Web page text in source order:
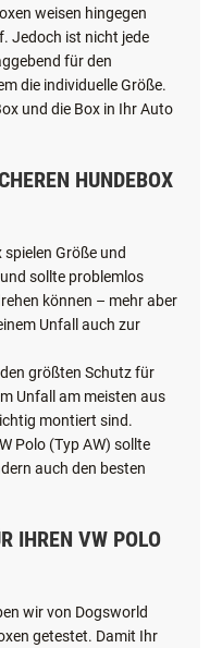
weisen hingegen
Jedoch ist nicht jede
für den
die individuelle Größe.
und die Box in Ihr Auto
HUNDEBOX
Größe und
sollte problemlos
können – mehr aber
Unfall auch zur
größten Schutz für
Unfall am meisten aus
montiert sind.
Polo (Typ AW) sollte
auch den besten
IHREN VW POLO
wir von Dogsworld
getestet. Damit Ihr